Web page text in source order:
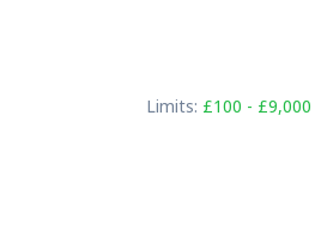
Limits: £100 - £9,000